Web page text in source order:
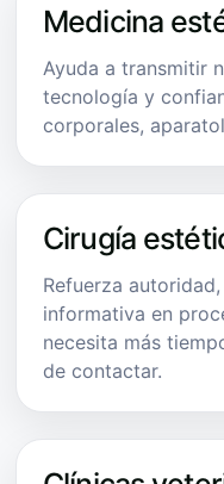
Medicina
Ayuda a transmitir
tecnología y
corporales,
Cirugía
Refuerza
informativa en
necesita más
de contactar.